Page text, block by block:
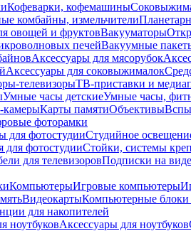
Кофеварки, кофемашины
комбайны, измельчители
овощей и фруктовВакууматоры
печейВакуумные
Аксессуары для мясорубок
Аксессуары для соковыжималок
телевизорыТВ-приставки и
Умные часы детскиеУмные часы,
Карты памятиОбъективы
фоторамки
для фотостудииСтудийное
для фотостудииСтойки, системы
для телевизоровПодписки на
КомпьютерыИгровые компьютеры
ВидеокартыКомпьютерные блоки
для накопителей
ноутбуковАксессуары для ноутбуков